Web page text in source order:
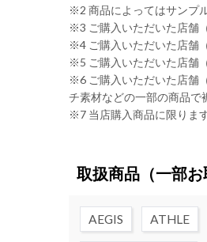
※2 商品によってはサンプ
※3 ご購入いただいた店舗
※4 ご購入いただいた店舗
※5 ご購入いただいた店舗
※6 ご購入いただいた店舗
チ素材などの一部の商品で
※7 当店購入商品に限りま
取扱商品 （一部
AEGIS ATHLE